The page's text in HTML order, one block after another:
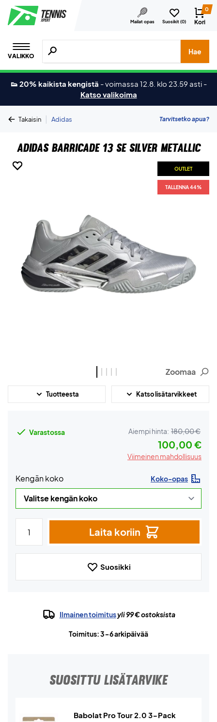
Mailat opas Suosikit (0)
0
Kori
VALIKKO
Hae tuotteita, merkkejä jne.
Hae
👟 20% kaikista kengistä -voimassa 12.8. klo 23.59 asti -
Katso valikoima
Takaisin | Adidas Tarvitsetko apua?
Adidas Barricade 13 SE Silver Metallic
OUTLET
TALLENNA 44%
OUTLET
TALLENNA 44%
OUTLET
TALLENNA 44%
OUTLET
TALLENNA 44%
OUTLET
TALLENNA 44%
Zoomaa
Tuotteesta Katso lisätarvikkeet
Varastossa Aiempi hinta: 180,00 €
100,00 €
Viimeinen mahdollisuus
Kengän koko Koko-opas
Laita koriin
Suosikki
Ilmainen toimitusyli 99 € ostoksista
Toimitus: 3-6 arkipäivää
SUOSITTU LISÄTARVIKE
Babolat Pro Tour 2.0 3-Pack